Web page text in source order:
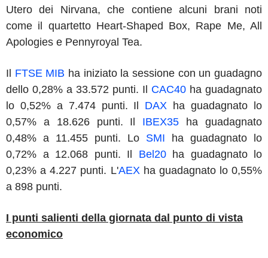
Utero dei Nirvana, che contiene alcuni brani noti
come il quartetto Heart-Shaped Box, Rape Me, All
Apologies e Pennyroyal Tea.
Il FTSE MIB ha iniziato la sessione con un guadagno
dello 0,28% a 33.572 punti. Il CAC40 ha guadagnato
lo 0,52% a 7.474 punti. Il DAX ha guadagnato lo
0,57% a 18.626 punti. Il IBEX35 ha guadagnato
0,48% a 11.455 punti. Lo SMI ha guadagnato lo
0,72% a 12.068 punti. Il Bel20 ha guadagnato lo
0,23% a 4.227 punti. L'AEX ha guadagnato lo 0,55%
a 898 punti.
I punti salienti della giornata dal punto di vista
economico